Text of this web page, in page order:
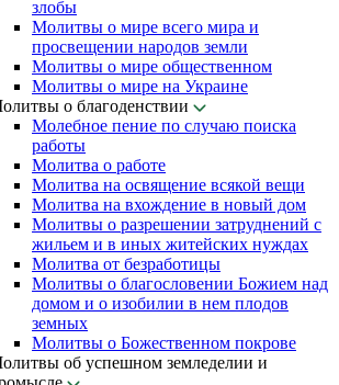
злобы
Молитвы о мире всего мира и
просвещении народов земли
Молитвы о мире общественном
Молитвы о мире на Украине
о благоденствии
Молебное пение по случаю поиска
работы
Молитва о работе
Молитва на освящение всякой вещи
Молитва на вхождение в новый дом
Молитвы о разрешении затруднений с
жильем и в иных житейских нуждах
Молитва от безработицы
Молитвы о благословении Божием над
домом и о изобилии в нем плодов
земных
Молитвы о Божественном покрове
об успешном земледелии и